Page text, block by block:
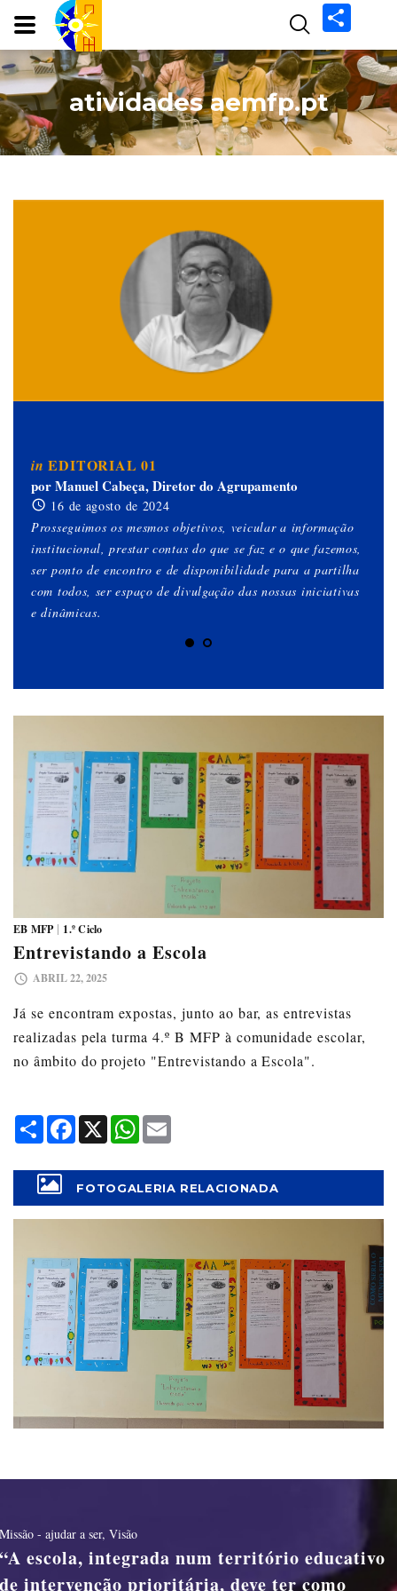
atividades aemfp.pt
in EDITORIAL 01
por Manuel Cabeça, Diretor do Agrupamento
16 de agosto de 2024
Prosseguimos os mesmos objetivos, veicular a informação
institucional, prestar contas do que se faz e o que fazemos,
ser ponto de encontro e de disponibilidade para a partilha
com todos, ser espaço de divulgação das nossas iniciativas
e dinâmicas.
EB MFP| 1.º Ciclo
Entrevistando a Escola
ABRIL 22, 2025
Já se encontram expostas, junto ao bar, as entrevistas
realizadas pela turma 4.º B MFP à comunidade escolar,
no âmbito do projeto "Entrevistando a Escola".
Share Facebook
X WhatsApp
FOTOGALERIA RELACIONADA
Missão - ajudar a ser, Visão
A escola, integrada num território educativo
de intervenção prioritária, deve ter como